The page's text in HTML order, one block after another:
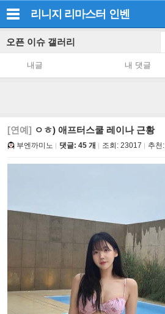
리니지 리마스터 인벤
오픈 이슈 갤러리
내글 내 댓글
[연예] ㅇㅎ) 애프터스쿨 레이나 근황
부엔까미노 댓글: 45 개 조회: 23017 추천: